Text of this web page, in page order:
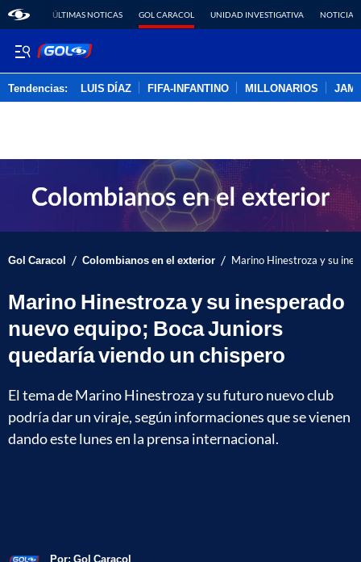
ÚLTIMAS NOTICAS GOL CARACOL UNIDAD INVESTIGATIVA NOTICIAS
Tendencias: LUIS DÍAZ FIFA-INFANTINO MILLONARIOS
Gol Caracol / Colombianos en el exterior / Marino Hinestroza y su
Marino Hinestroza y su inesperado
nuevo equipo; Boca Juniors
quedaría viendo un chispero
El tema de Marino Hinestroza y su futuro nuevo club
podría dar un viraje, según informaciones que se vienen
dando este lunes en la prensa internacional.
Por: Gol Caracol